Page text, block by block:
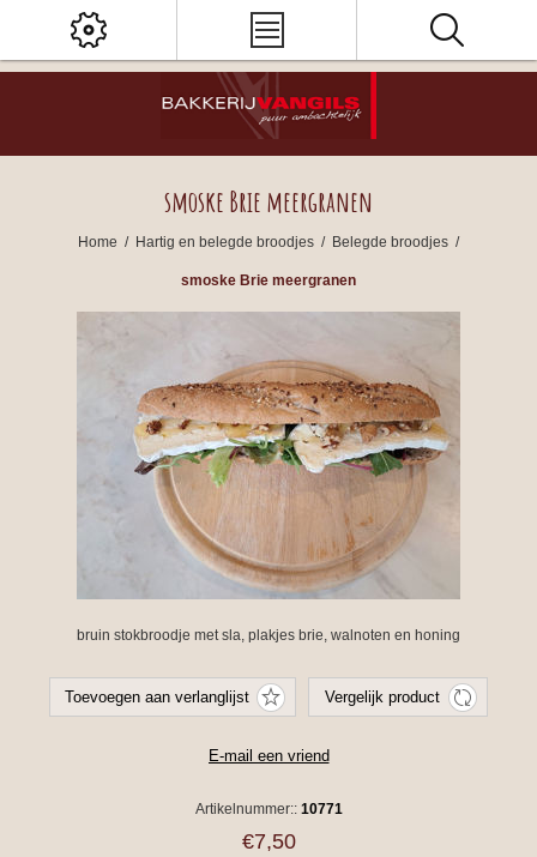
smoske Brie meergranen
Home / Hartig en belegde broodjes / Belegde broodjes /
smoske Brie meergranen
bruin stokbroodje met sla, plakjes brie, walnoten en honing
Artikelnummer:: 10771
€7,50